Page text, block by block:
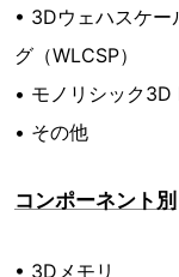
• 3Dウェハスケー
グ（WLCSP）
• モノリシック3D
• その他
コンポーネント別
• 3Dメモリ